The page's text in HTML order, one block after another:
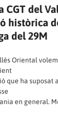
CGT del
històrica
del 29M
Oriental
que ha suposat
en general.